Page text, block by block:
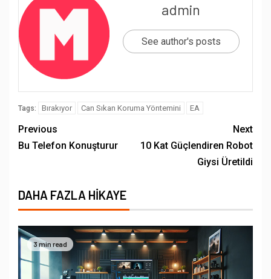
admin
See author's posts
Tags: Bırakıyor Can Sıkan Koruma Yöntemini EA
Previous
Bu Telefon Konuşturur
Next
10 Kat Güçlendiren Robot
Giysi Üretildi
DAHA FAZLA HIKAYE
3 min read